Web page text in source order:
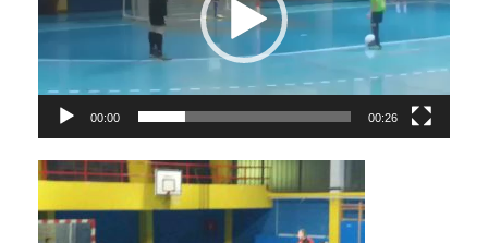
00:00 00:26